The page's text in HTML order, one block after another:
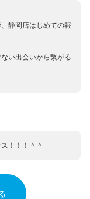
静岡店はじめての報
い出会いから繋がる
！！！＾＾